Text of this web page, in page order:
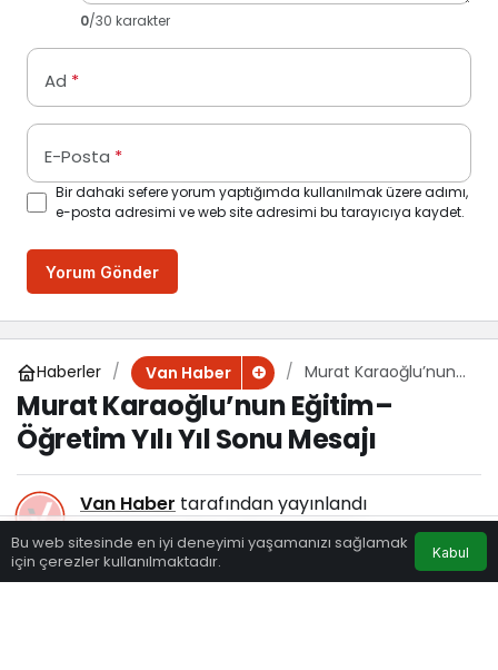
0/30 karakter
Ad *
E-Posta *
Bir dahaki sefere yorum yaptığımda kullanılmak üzere adımı,
e-posta adresimi ve web site adresimi bu tarayıcıya kaydet.
Yorum Gönder
Haberler Van Haber
Murat Karaoğlu’nun
Eğitim–Öğretim Yılı
Yıl Sonu Mesajı
Murat Karaoğlu’nun Eğitim–
Öğretim Yılı Yıl Sonu Mesajı
Van Haber tarafından yayınlandı
20 Haziran 2024, 12:00yayınlandı
181
Bu web sitesinde en iyi deneyimi yaşamanızı sağlamak
için çerezler kullanılmaktadır.
Kabul
Anasayfa Eczaneler Hava Durumu